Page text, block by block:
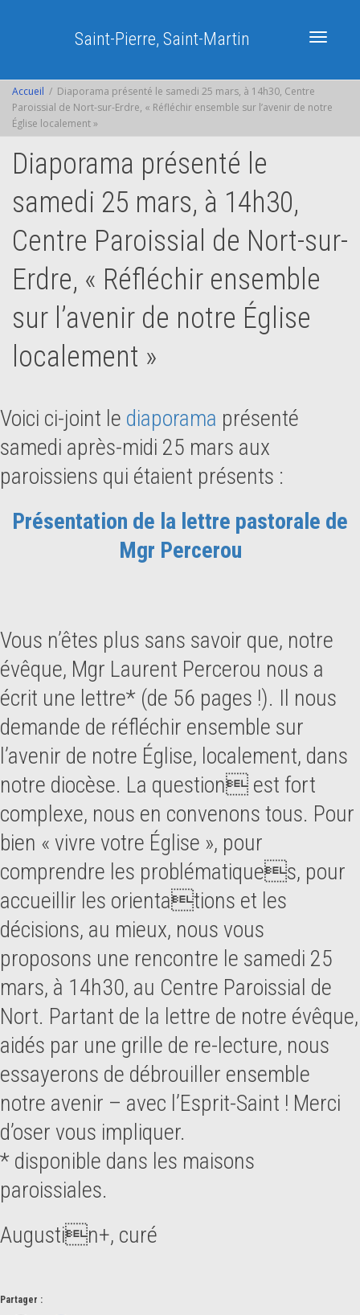
Saint-Pierre, Saint-Martin
Accueil
Diaporama présenté le samedi 25 mars, à 14h30, Centre
Paroissial de Nort-sur-Erdre, « Réfléchir ensemble sur l’avenir de notre
Église localement »
Diaporama présenté le
samedi 25 mars, à 14h30,
Centre Paroissial de Nort-sur-
Erdre, « Réfléchir ensemble
sur l’avenir de notre Église
localement »
Voici ci-joint le diaporama présenté
samedi après-midi 25 mars aux
paroissiens qui étaient présents :
Présentation de la lettre pastorale de
Mgr Percerou
Vous n’êtes plus sans savoir que, notre
évêque, Mgr Laurent Percerou nous a
écrit une lettre* (de 56 pages !). Il nous
demande de réfléchir ensemble sur
l’avenir de notre Église, localement, dans
notre diocèse. La question est fort
complexe, nous en convenons tous. Pour
bien « vivre votre Église », pour
comprendre les problématiques, pour
accueillir les orientations et les
décisions, au mieux, nous vous
proposons une rencontre le samedi 25
mars, à 14h30, au Centre Paroissial de
Nort. Partant de la lettre de notre évêque,
aidés par une grille de re-lecture, nous
essayerons de débrouiller ensemble
notre avenir – avec l’Esprit-Saint ! Merci
d’oser vous impliquer.
* disponible dans les maisons
paroissiales.
Augustin+, curé
Partager :